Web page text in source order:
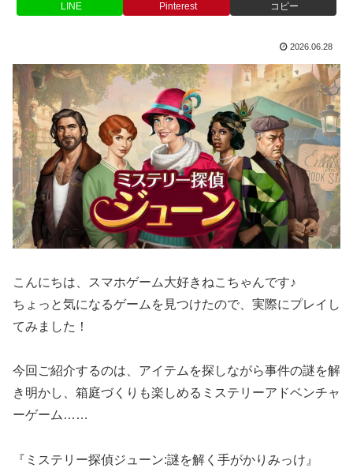
LINE Pinterest コピー
2026.06.28
こんにちは、スマホゲーム大好きねこちゃんです♪
ちょっと気になるゲームを見つけたので、実際にプレイし
てみました！
今回ご紹介するのは、アイテムを探しながら事件の謎を解
き明かし、箱庭づくりも楽しめるミステリーアドベンチャ
ーゲーム……
『ミステリー探偵ジューン:謎を解く手がかりみっけ』